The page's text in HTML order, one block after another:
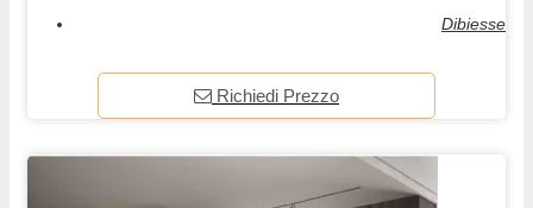
Dibiesse
Richiedi Prezzo